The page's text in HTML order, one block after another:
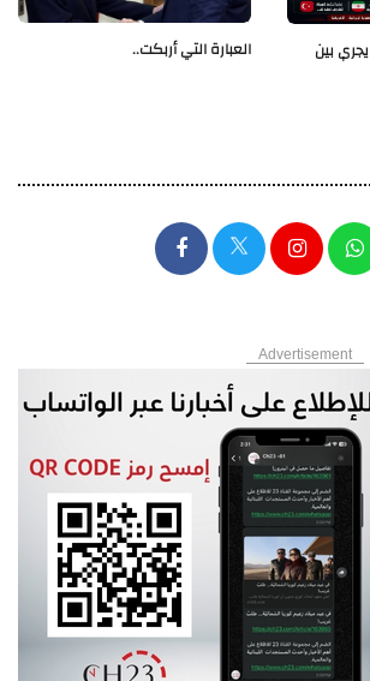
العبارة التي أربكت..
بين
Advertisement